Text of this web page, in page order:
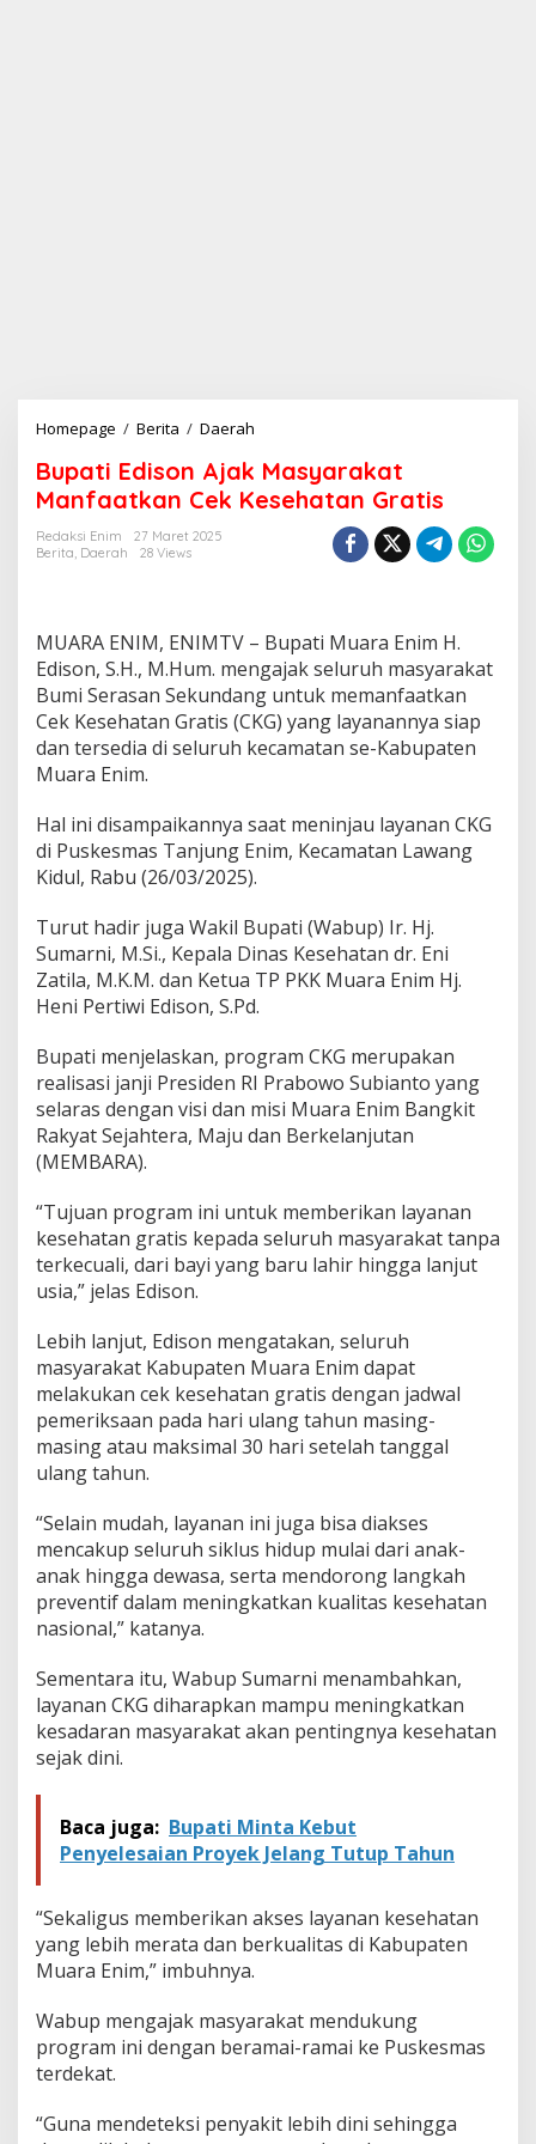
Homepage / Berita / Daerah
p
a
t
o
n
A
j
a
k
s
y
a
r
k
a
t
M
a
f
a
a
t
k
C
e
k
K
e
h
a
t
a
n
t
i
s
Bupati Edison Ajak Masyarakat
Manfaatkan Cek Kesehatan Gratis
Redaksi Enim
27 Maret 2025
Berita, Daerah 28 Views
MUARA ENIM, ENIMTV – Bupati Muara Enim H.
Edison, S.H., M.Hum. mengajak seluruh masyarakat
Bumi Serasan Sekundang untuk memanfaatkan
Cek Kesehatan Gratis (CKG) yang layanannya siap
dan tersedia di seluruh kecamatan se-Kabupaten
Muara Enim.
Hal ini disampaikannya saat meninjau layanan CKG
di Puskesmas Tanjung Enim, Kecamatan Lawang
Kidul, Rabu (26/03/2025).
Turut hadir juga Wakil Bupati (Wabup) Ir. Hj.
Sumarni, M.Si., Kepala Dinas Kesehatan dr. Eni
Zatila, M.K.M. dan Ketua TP PKK Muara Enim Hj.
Heni Pertiwi Edison, S.Pd.
Bupati menjelaskan, program CKG merupakan
realisasi janji Presiden RI Prabowo Subianto yang
selaras dengan visi dan misi Muara Enim Bangkit
Rakyat Sejahtera, Maju dan Berkelanjutan
(MEMBARA).
“Tujuan program ini untuk memberikan layanan
kesehatan gratis kepada seluruh masyarakat tanpa
terkecuali, dari bayi yang baru lahir hingga lanjut
usia,” jelas Edison.
Lebih lanjut, Edison mengatakan, seluruh
masyarakat Kabupaten Muara Enim dapat
melakukan cek kesehatan gratis dengan jadwal
pemeriksaan pada hari ulang tahun masing-
masing atau maksimal 30 hari setelah tanggal
ulang tahun.
“Selain mudah, layanan ini juga bisa diakses
mencakup seluruh siklus hidup mulai dari anak-
anak hingga dewasa, serta mendorong langkah
preventif dalam meningkatkan kualitas kesehatan
nasional,” katanya.
Sementara itu, Wabup Sumarni menambahkan,
layanan CKG diharapkan mampu meningkatkan
kesadaran masyarakat akan pentingnya kesehatan
sejak dini.
Baca juga: Bupati Minta Kebut
Penyelesaian Proyek Jelang Tutup Tahun
“Sekaligus memberikan akses layanan kesehatan
yang lebih merata dan berkualitas di Kabupaten
Muara Enim,” imbuhnya.
Wabup mengajak masyarakat mendukung
program ini dengan beramai-ramai ke Puskesmas
terdekat.
“Guna mendeteksi penyakit lebih dini sehingga